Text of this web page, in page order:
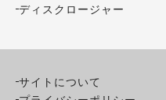
ディスクロージャー
サイトについて